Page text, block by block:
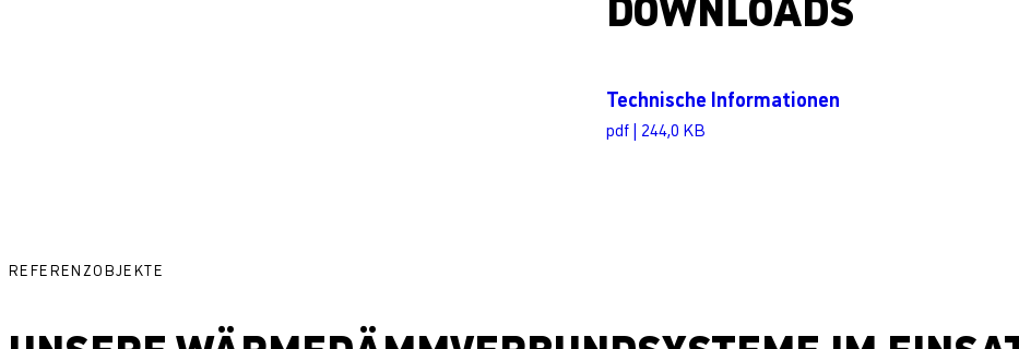
Technische Informationen
pdf | 244,0 KB
REFERENZOBJEKTE